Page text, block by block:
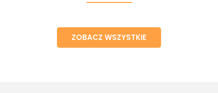
ZOBACZ WSZYSTKIE